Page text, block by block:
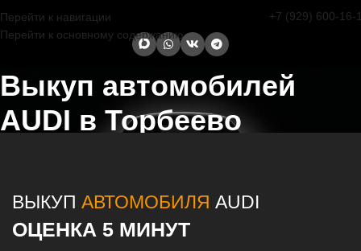
Перейти к навигации
Перейти к основному содержанию
+7 (929) 600-16-
Выкуп автомобилей
AUDI в Торбеево
ВЫКУП АВТОМОБИЛЯ AUDI
ОЦЕНКА 5 МИНУТ